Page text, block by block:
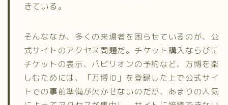
きている。
そんななか、多くの来場者を困らせているのが、公
式サイトのアクセス問題だ。チケット購入ならびに
チケットの表示、パビリオンの予約など、万博を楽
しむためには、「万博ID」を登録した上で公式サイ
トでの事前準備が欠かせないのだが、あまりの人気